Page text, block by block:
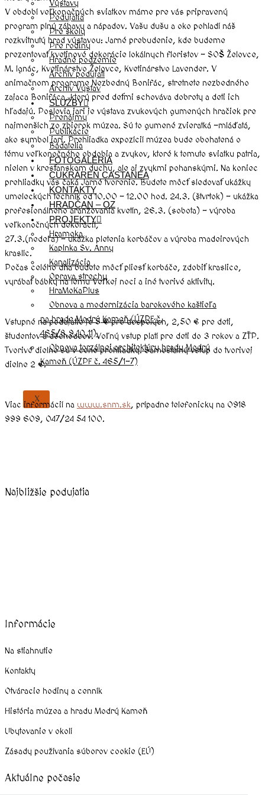
Výstavy
Podujatia
Pre školy
Pre rodiny
Hradné podzemie
Archív podujatí
Archív Výstav
SLUŽBY
Prenájmy
Publikácie
Bádatelia
FOTOGALÉRIA
CUKRÁREŇ CASTANEA
KONTAKTY
HRADČAN – OZ
PROJEKTY
Hramoka
Kaplnka Sv. Anny
Kanalizácia
Oprava strechy
HraMoKaPlus
Obnova a modernizácia barokového kaštieľa
na hrade Modrý Kameň (ÚZPF č.
465/8,9,10,11)
Obnova torzálnej architektúry hradu Modrý
Kameň (ÚZPF č. 465/1-7)
X
V období veľkonočných sviatkov máme pre vás pripravený
program plný zábavy a nápadov. Vašu dušu a oko pohladí náš
rozkvitnutý hrad výstavou: Jarné prebudenie, kde budeme
prezentovať kvetinové dekorácie lokálnych floristov – SOŠ Želovce,
M. Ignác, Kvetinárstvo Želovce, Kvetinárstvo Lavender. V
animačnom programe Nezbedný Bonifác, stretnete nezbedného
zajaca Bonifáca, ktorý pred deťmi schováva dobroty a deti ich
hľadajú. Poslovia jari je výstava zvukových gumených hračiek pre
najmenších zo zbierok múzea. Sú to gumené zvieratká –mláďatá,
ako symbol jari. Prehliadka expozícií múzea bude obohatená o
tému veľkonočného obdobia a zvykov, ktoré k tomuto sviatku patria,
nielen v kresťanskom duchu, ale aj zvykmi pohanskými. Na koniec
prehliadky vás čaká Jarné tvorenie. Budete môcť sledovať ukážky
umeleckých techník od 10.00 – 12.00 hod. 24.3. (štvrtok) – ukážka
profesionálneho aranžovania kvetín, 26.3. (sobota) – výroba
veľkonočných dekorácií,
27.3.(nedeľa) – ukážka pletenia korbáčov a výroba madeirových
kraslíc.
Počas celého dňa budete môcť pliesť korbáče, zdobiť kraslice,
vyrábať bábky na tému Veľkej noci a iné tvorivé aktivity.
Vstupné na podujatie je 5 € pre dospelých, 2,50 € pre deti,
študentov a dôchodcov. Voľný vstup platí pre deti do 3 rokov a ZŤP.
Tvorivé dielne sú v cene prehliadky. Samostatný vstup do tvorivej
dielne 2 €.
Viac informácií na www.snm.sk, prípadne telefonicky na 0918
999 609, 047/24 54 100.
Najbližšie podujatia
Informácie
Na stiahnutie
Kontakty
Otváracie hodiny a cenník
História múzea a hradu Modrý Kameň
Ubytovanie v okolí
Zásady používania súborov cookie (EÚ)
Aktuálne počasie